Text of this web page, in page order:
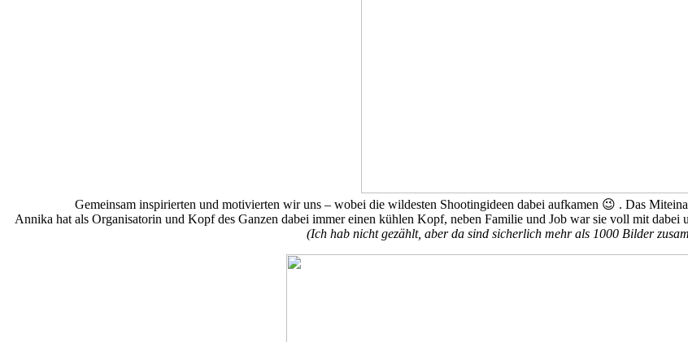
Gemeinsam inspirierten und motivierten wir uns – wobei die wildesten Shootingideen dabei aufkamen 😉 . Das
Annika hat als Organisatorin und Kopf des Ganzen dabei immer einen kühlen Kopf, neben Familie und Job war sie voll mit
(Ich hab nicht gezählt, aber da sind sicherlich mehr als 1000 Bilder